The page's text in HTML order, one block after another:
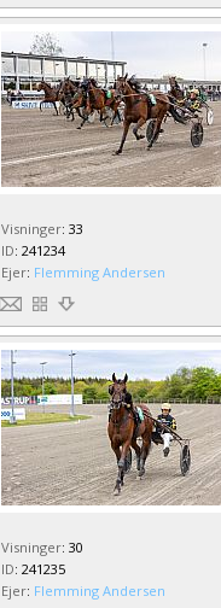
Visninger: 33
ID: 241234
Ejer: Flemming Andersen
Visninger: 30
ID: 241235
Ejer: Flemming Andersen